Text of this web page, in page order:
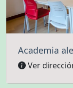
Academia
Ver